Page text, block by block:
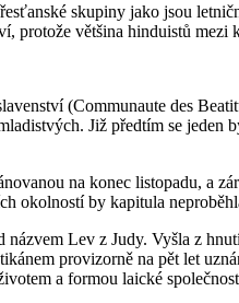
skupiny jako jsou
protože většina hinduistů
(Communaute des
Již předtím se
na konec listopadu, a
okolností by kapitula
Lev z Judy. Vyšla z
provizorně na pět let
a formou laické